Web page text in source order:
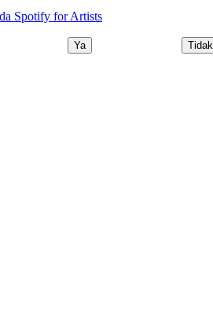
Spotify for Artists
Ya Tidak